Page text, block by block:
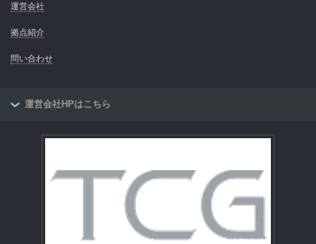
運営会社
拠点紹介
問い合わせ
運営会社HPはこちら